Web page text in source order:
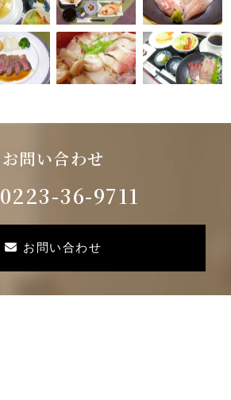
お問い合わせ
0223-36-9711
お問い合わせ